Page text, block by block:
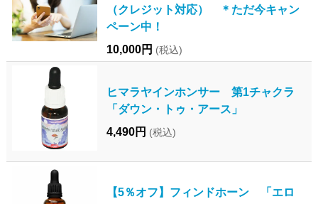
（クレジット対応） ＊ただ今キャン
ペーン中！
10,000円 (税込)
ヒマラヤインホンサー 第1チャクラ
「ダウン・トゥ・アース」
4,490円 (税込)
【5％オフ】フィンドホーン 「エロ